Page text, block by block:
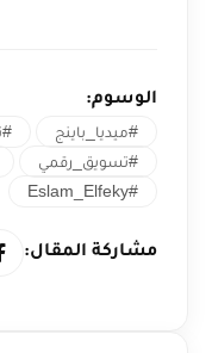
الوسوم:
#ميديا_باينج
#تسويق_رقمي
#Eslam_Elfeky
مشاركة المقال: